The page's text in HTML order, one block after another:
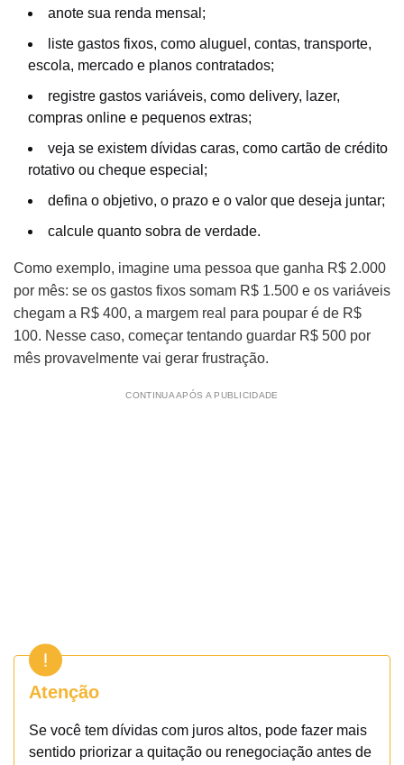
anote sua renda mensal;
liste gastos fixos, como aluguel, contas, transporte,
escola, mercado e planos contratados;
registre gastos variáveis, como delivery, lazer,
compras online e pequenos extras;
veja se existem dívidas caras, como cartão de crédito
rotativo ou cheque especial;
defina o objetivo, o prazo e o valor que deseja juntar;
calcule quanto sobra de verdade.
Como exemplo, imagine uma pessoa que ganha R$ 2.000
por mês: se os gastos fixos somam R$ 1.500 e os variáveis
chegam a R$ 400, a margem real para poupar é de R$
100. Nesse caso, começar tentando guardar R$ 500 por
mês provavelmente vai gerar frustração.
CONTINUA APÓS A PUBLICIDADE
Atenção
Se você tem dívidas com juros altos, pode fazer mais
sentido priorizar a quitação ou renegociação antes de